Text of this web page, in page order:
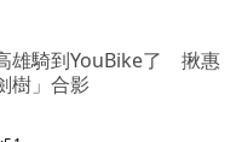
雄騎到YouBike了 揪惠
樹」合影